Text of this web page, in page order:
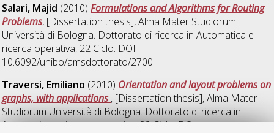
Salari, Majid (2010)Formulations and Algorithms for Routing
Problems, [Dissertation thesis], Alma Mater Studiorum
Università di Bologna. Dottorato di ricerca inAutomatica e
ricerca operativa, 22 Ciclo. DOI
10.6092/unibo/amsdottorato/2700.
Traversi, Emiliano (2010) Orientation and layout problems on
graphs, with applications, [Dissertation thesis], Alma Mater
Studiorum Università di Bologna. Dottorato di ricerca in
Automatica e ricerca operativa, 22 Ciclo. DOI